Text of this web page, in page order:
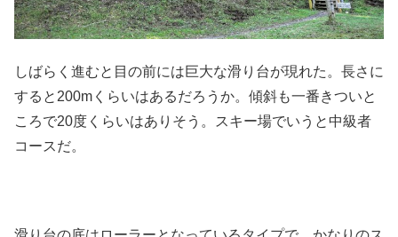
しばらく進むと目の前には巨大な滑り台が現れた。長さに
すると200mくらいはあるだろうか。傾斜も一番きついと
ころで20度くらいはありそう。スキー場でいうと中級者
コースだ。